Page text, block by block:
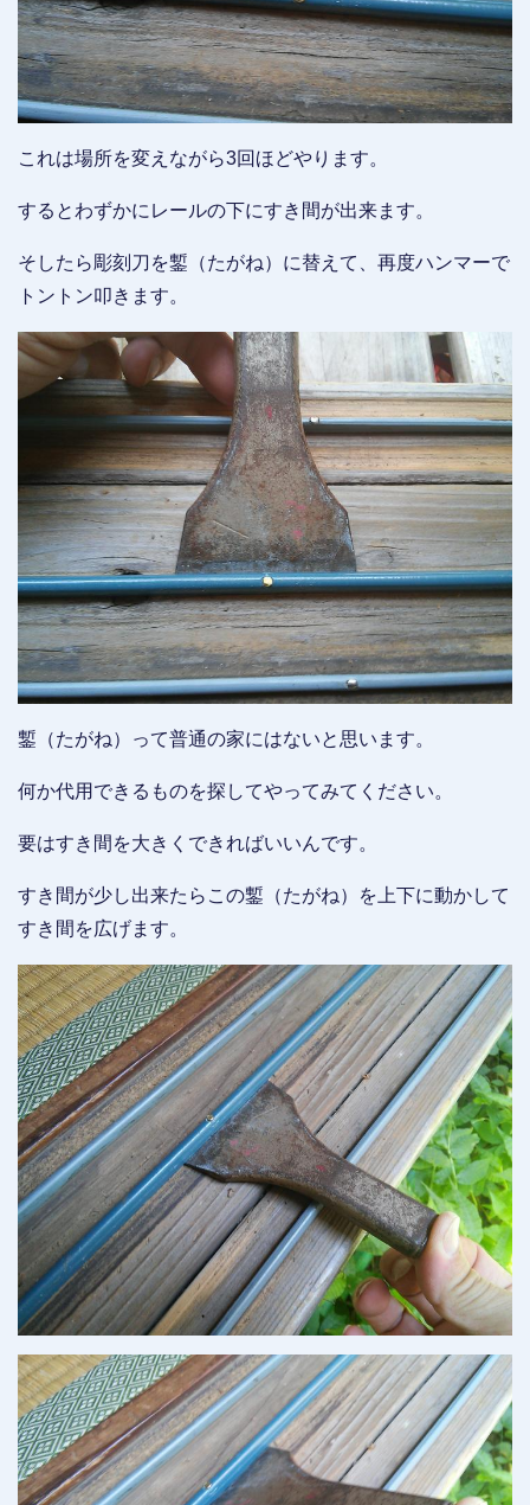
これは場所を変えながら3回ほどやります。
するとわずかにレールの下にすき間が出来ます。
そしたら彫刻刀を鏨（たがね）に替えて、再度ハンマーで
トントン叩きます。
鏨（たがね）って普通の家にはないと思います。
何か代用できるものを探してやってみてください。
要はすき間を大きくできればいいんです。
すき間が少し出来たらこの鏨（たがね）を上下に動かして
すき間を広げます。